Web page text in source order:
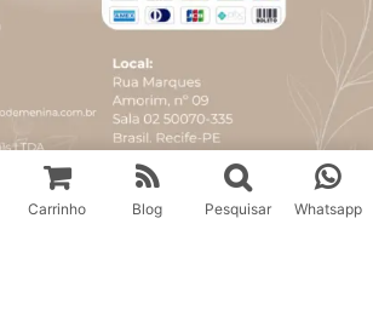
Carrinho Blog Pesquisar Whatsapp